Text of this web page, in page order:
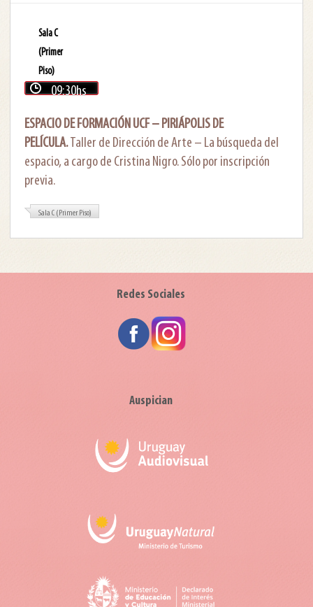
Sala C
(Primer
Piso)
09:30hs
ESPACIO DE FORMACIÓN UCF – PIRIÁPOLIS DE
PELÍCULA.Taller de Dirección de Arte – La búsqueda del
espacio, a cargo de Cristina Nigro. Sólo por inscripción
previa.
Sala C (Primer Piso)
Redes Sociales
Auspician